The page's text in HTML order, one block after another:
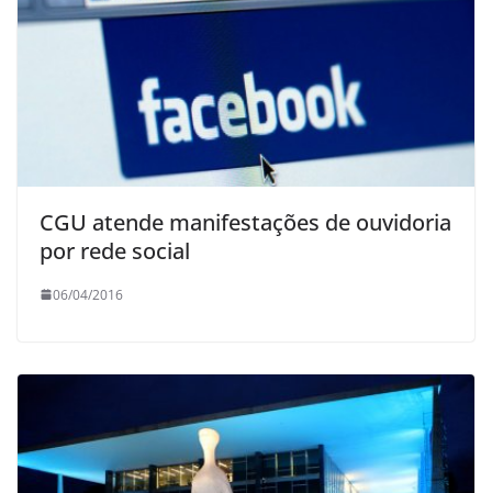
CGU atende manifestações de ouvidoria
por rede social
06/04/2016